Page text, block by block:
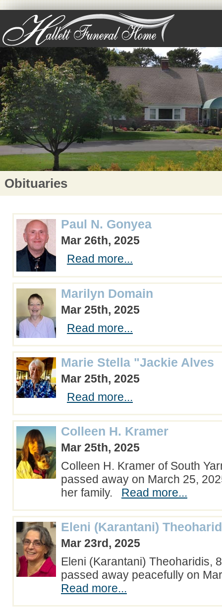
Obituaries
Paul N. Gonyea
Mar 26th, 2025
Read more...
Marilyn Domain
Mar 25th, 2025
Read more...
Marie Stella "Jackie Alves
Mar 25th, 2025
Read more...
Colleen H. Kramer
Mar 25th, 2025
Colleen H. Kramer of South
passed away on March 25,
her family. Read more...
Eleni (Karantani)
Mar 23rd, 2025
Eleni (Karantani) Theoharidis,
passed away peacefully on
Read more...